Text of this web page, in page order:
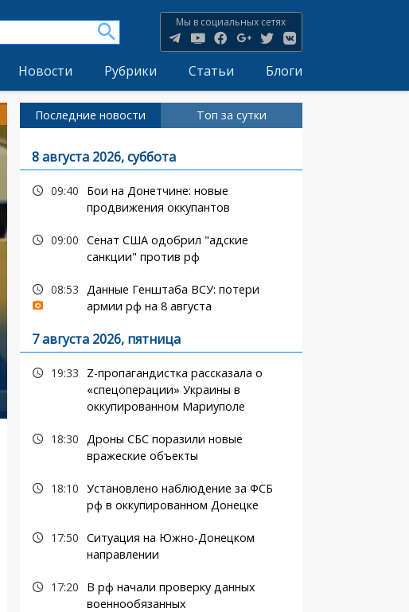
Мы в социальных сетях
Новости Рубрики Статьи Блоги
Последние новости Топ за сутки
8 августа 2026, суббота
09:40
Бои на Донетчине: новые
продвижения оккупантов
09:00 Сенат США одобрил "адские
санкции" против рф
08:53 Данные Генштаба ВСУ: потери
армии рф на 8 августа
7 августа 2026, пятница
19:33
Z-пропагандистка рассказала о
«спецоперации» Украины в
оккупированном Мариуполе
18:30 Дроны СБС поразили новые
вражеские объекты
18:10 Установлено наблюдение за ФСБ
рф в оккупированном Донецке
17:50 Ситуация на Южно-Донецком
направлении
17:20
В рф начали проверку данных
военнообязанных